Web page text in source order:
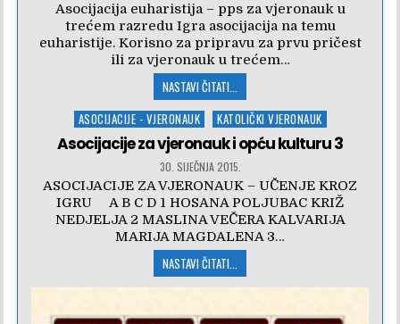
Asocijacija euharistija – pps za vjeronauk u
trećem razredu Igra asocijacija na temu
euharistije. Korisno za pripravu za prvu pričest
ili za vjeronauk u trećem…
NASTAVI ČITATI...
Posted
ASOCIJACIJE - VJERONAUK KATOLIČKI VJERONAUK
Asocijacije za vjeronauk i opću kulturu 3
30. SIJEČNJA 2015.
ASOCIJACIJE ZA VJERONAUK – UČENJE KROZ
IGRU A B C D 1 HOSANA POLJUBAC KRIŽ
NEDJELJA 2 MASLINA VEČERA KALVARIJA
MARIJA MAGDALENA 3…
NASTAVI ČITATI...